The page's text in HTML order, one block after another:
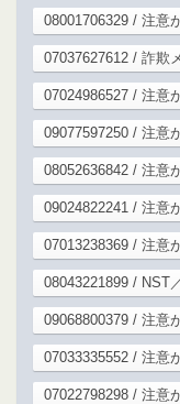
08001706329 / 注意
07037627612 / 詐欺
07024986527 / 注意
09077597250 / 注意
08052636842 / 注意
09024822241 / 注意
07013238369 / 注意
08043221899 / NST
09068800379 / 注意
07033335552 / 注意
07022798298 / 注意